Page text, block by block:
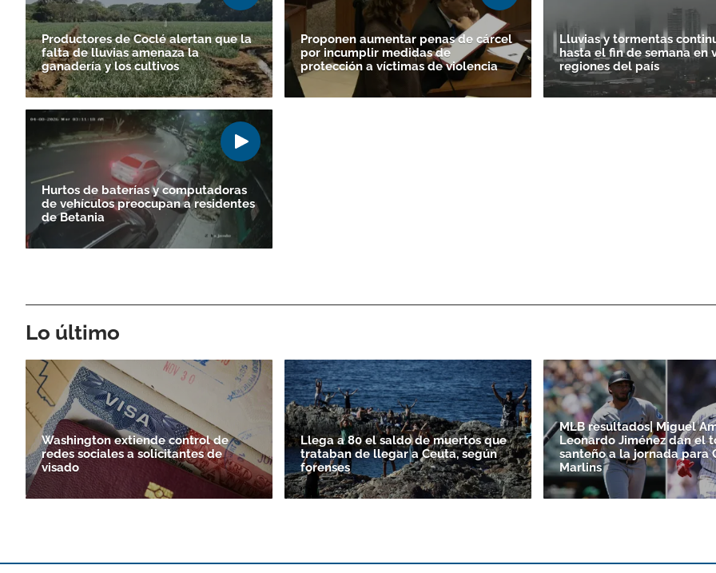
Productores de Coclé alertan que la
falta de lluvias amenaza la
ganadería y los cultivos
Proponen aumentar penas de cárcel
por incumplir medidas de
protección a víctimas de violencia
Lluvias y tormentas
hasta el fin de semana en
regiones del país
Hurtos de baterías y computadoras
de vehículos preocupan a residentes
de Betania
Lo último
Washington extiende control de
redes sociales a solicitantes de
visado
Llega a 80 el saldo de muertos que
trataban de llegar a Ceuta, según
forenses
MLB resultados| Miguel
Leonardo Jiménez dan el
santeño a la jornada para
Marlins